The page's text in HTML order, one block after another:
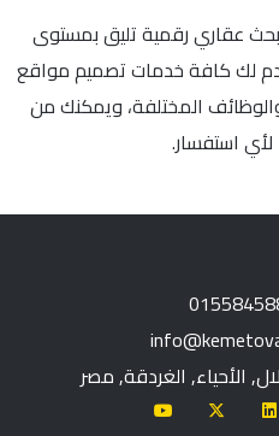
بحث عقاري رقمية تليق بمستوى
لك كافة خدمات تصميم مواقع
والوظائف المختلفة، ويمكنك من
لأي استفسار.